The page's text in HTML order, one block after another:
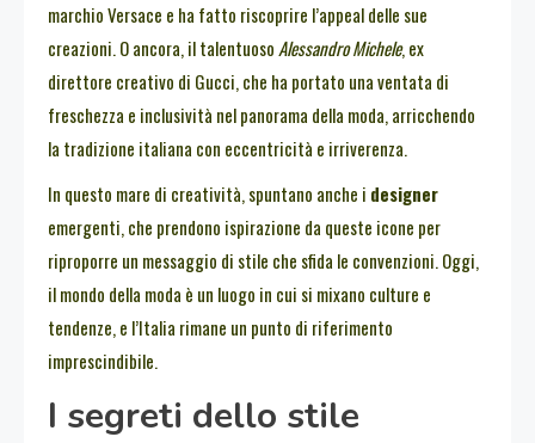
marchio Versace e ha fatto riscoprire l’appeal delle sue
creazioni. O ancora, il talentuoso Alessandro Michele, ex
direttore creativo di Gucci, che ha portato una ventata di
freschezza e inclusività nel panorama della moda, arricchendo
la tradizione italiana con eccentricità e irriverenza.
In questo mare di creatività, spuntano anche i designer
emergenti, che prendono ispirazione da queste icone per
riproporre un messaggio di stile che sfida le convenzioni. Oggi,
il mondo della moda è un luogo in cui si mixano culture e
tendenze, e l’Italia rimane un punto di riferimento
imprescindibile.
I segreti dello stile